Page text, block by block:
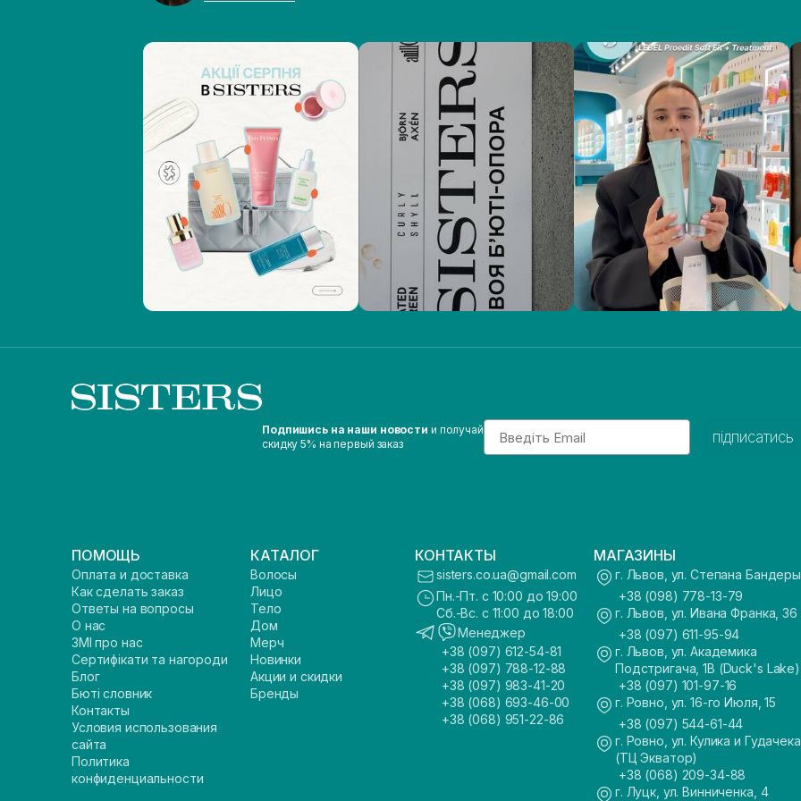
Подпишись на наши новости и получай
скидку 5% на первый заказ
Email
підписатись
ПОМОЩЬ
Оплата и доставка
Как сделать заказ
Ответы на вопросы
О нас
ЗМІ про нас
Сертифікати та нагороди
Блог
Бюті словник
Контакты
Условия использования
сайта
Политика
конфиденциальности
КАТАЛОГ
Волосы
Лицо
Тело
Дом
Мерч
Новинки
Акции и скидки
Бренды
КОНТАКТЫ
sisters.co.ua@gmail.com
Пн.-Пт. с 10:00 до 19:00
Сб.-Вс. с 11:00 до 18:00
Менеджер
+38 (097) 612-54-81
+38 (097) 788-12-88
+38 (097) 983-41-20
+38 (068) 693-46-00
+38 (068) 951-22-86
МАГАЗИНЫ
г. Львов, ул. Степана
+38 (098) 778-13-79
г. Львов, ул. Ивана Франка, 36
+38 (097) 611-95-94
г. Львов, ул. Академика
Подстригача, 1В (Duck's Lake)
+38 (097) 101-97-16
г. Ровно, ул. 16-го Июля, 15
+38 (097) 544-61-44
г. Ровно, ул. Кулика и
(ТЦ Экватор)
+38 (068) 209-34-88
г. Луцк, ул. Винниченка, 4